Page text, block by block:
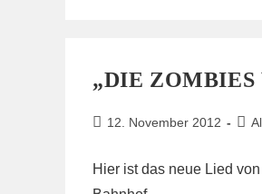
„DIE ZOMBIES
Beitrag
12. November 2012
Hier ist das neue Lied